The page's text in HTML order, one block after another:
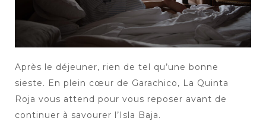
Après le déjeuner, rien de tel qu’une bonne
sieste. En plein cœur de Garachico, La Quinta
Roja vous attend pour vous reposer avant de
continuer à savourer l’Isla Baja.